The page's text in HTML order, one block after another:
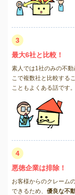
3
最大6社と比較！
素人では1社のみの不
こで複数社と比較する
こともよくある話です。
4
悪徳企業は排除！
お客様からのクレーム
できるため、 優良な不